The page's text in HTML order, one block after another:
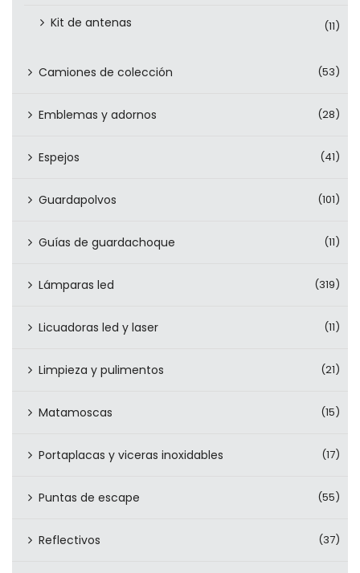
Kit de antenas (11)
Camiones de colección (53)
Emblemas y adornos (28)
Espejos (41)
Guardapolvos (101)
Guías de guardachoque (11)
Lámparas led (319)
Licuadoras led y laser (11)
Limpieza y pulimentos (21)
Matamoscas (15)
Portaplacas y viceras inoxidables (17)
Puntas de escape (55)
Reflectivos (37)